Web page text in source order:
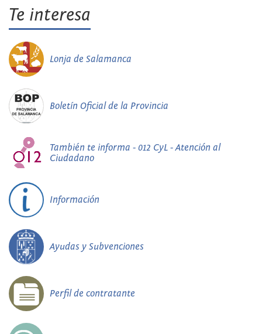
Te interesa
Lonja de Salamanca
Boletín Oficial de la Provincia
También te informa - 012 CyL - Atención al
Ciudadano
Información
Ayudas y Subvenciones
Perfil de contratante